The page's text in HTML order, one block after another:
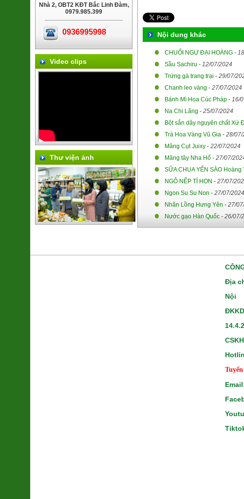
Nhà 2, OBT2 KĐT Bắc Linh Đàm,
0979.985.399
0936995998
Video clips
Thư viện ảnh
Nội dung khác
CHUỐI NGỰ ĐẠI HOÀNG -
Sầu Sachiru - 12/07/2024
Trứng gà trang trại - 29/07/
Chanh leo vàng - 27/07/2024
Bánh Mì Hoa Cúc Pháp - 16/
Na Chi Lăng - 25/07/2024
Bột sắn dây nguyên chất Xứ
Trà Hoa Vàng Vũ Gia - 28/07/
Măng Cụt Juixy - 22/07/2024
Măng tây Nha Hố - 27/07/
SỮA CHUA YẾN SÀO Hoàng
NGÔ NẾP TÍ HON - 27/07/
Ngon Su Su Non - 27/07/2024
Nhãn Lồng Hưng Yên - 27/
Nước gạo Hàn Quốc - 26/07/
Địa
Nội